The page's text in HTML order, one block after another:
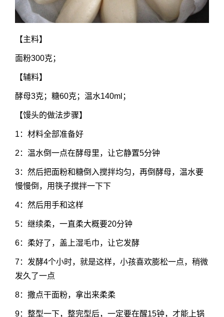
【主料】
面粉300克；
【辅料】
酵母3克；糖60克；温水140ml；
【馒头的做法步骤】
1：材料全部准备好
2：温水倒一点在酵母里，让它静置5分钟
3：然后把面粉和糖倒入搅拌均匀，再倒酵母，温水要
慢慢倒，用筷子搅拌一下下
4：然后用手和这样
5：继续柔，一直柔大概要20分钟
6：柔好了，盖上湿毛巾，让它发酵
7：发酵4个小时，就是这样，小孩喜欢膨松一点，稍微
发久了一点
8：撒点干面粉，拿出来柔柔
9：整型一下，整完型后，一定要在醒15钟，才能上锅